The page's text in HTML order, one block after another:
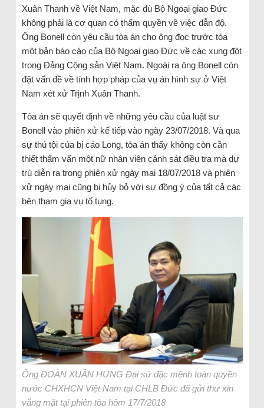
Xuân Thanh về Việt Nam, mặc dù Bộ Ngoại giao Đức
không phải là cơ quan có thẩm quyền về việc dẫn độ.
Ông Bonell còn yêu cầu tòa án cho ông đọc trước tòa
một bản báo cáo của Bộ Ngoại giao Đức về các xung đột
trong Đảng Cộng sản Việt Nam. Ngoài ra ông Bonell còn
đặt vấn đề về tính hợp pháp của vụ án hình sự ở Việt
Nam xét xử Trịnh Xuân Thanh.
Tòa án sẽ quyết định về những yêu cầu của luật sư
Bonell vào phiên xử kế tiếp vào ngày 23/07/2018. Và qua
sự thú tội của bị cáo Long, tòa án thấy không còn cần
thiết thẩm vấn một nữ nhân viên cảnh sát điều tra mà dự
trù diễn ra trong phiên xử ngày mai 18/07/2018 và phiên
xử ngày mai cũng bị hủy bỏ với sự đồng ý của tất cả các
bên tham gia vụ tố tụng.
Ông ĐOÀN XUÂN HƯNG Đại sứ đặc mệnh toàn quyền
nước CHXHCN Việt Nam tại CHLB Đức đã gửi thư xin
vắng mặt tại phiên tòa hôm 17/7/2018